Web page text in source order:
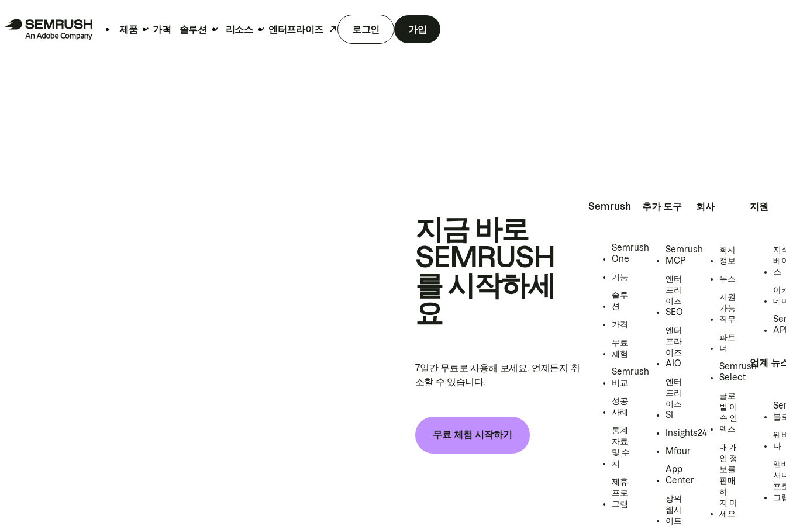
제품 가격 솔루션 리소스 엔터프라이즈 로그인 가입
지금 바로
SEMRUSH
를 시작하세
요
7일간 무료로 사용해 보세요. 언제든지 취
소할 수 있습니다.
무료 체험 시작하기
Semrush
Semrush
One
기능
솔루
션
가격
무료
체험
Semrush
비교
성공
사례
통계
자료
및 수
치
제휴
프로
그램
추가 도구
Semrush
MCP
엔터
프라
이즈
SEO
엔터
프라
이즈
AIO
엔터
프라
이즈
SI
Insights24
Mfour
App
Center
상위
웹사
이트
회사
회사
정보
뉴스
지원
가능
직무
파트
너
Semrush
Select
글로
벌 이
슈 인
덱스
내 개
인 정
보를
판매
하
지 마
세요
지원
지
베
스
아
데
업계 뉴
블
웨
나
앰
서
프
그